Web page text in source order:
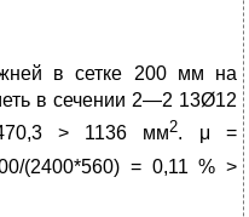
в сетке 200 мм на
в сечении 2—2 13Ø12
> 1136 мм2. μ =
(2400*560) = 0,11 % >